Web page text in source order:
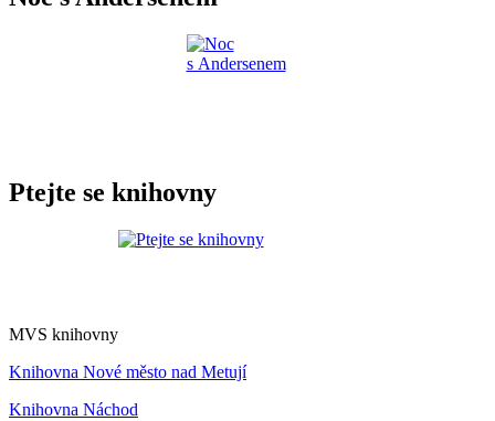
Ptejte se knihovny
MVS knihovny
Knihovna Nové město nad Metují
Knihovna Náchod